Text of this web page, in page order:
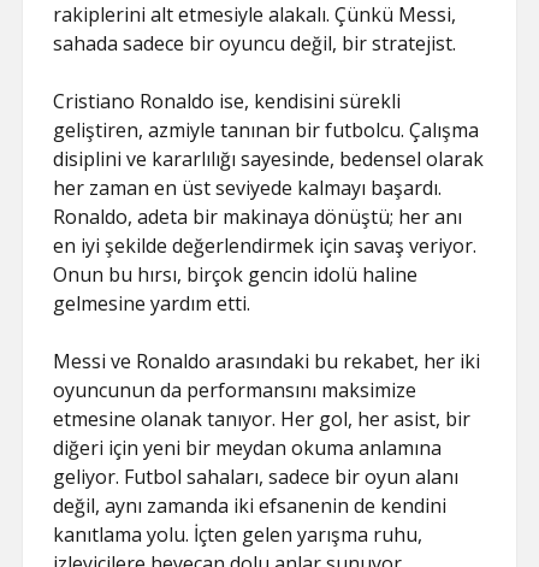
rakiplerini alt etmesiyle alakalı. Çünkü Messi,
sahada sadece bir oyuncu değil, bir stratejist.
Cristiano Ronaldo ise, kendisini sürekli
geliştiren, azmiyle tanınan bir futbolcu. Çalışma
disiplini ve kararlılığı sayesinde, bedensel olarak
her zaman en üst seviyede kalmayı başardı.
Ronaldo, adeta bir makinaya dönüştü; her anı
en iyi şekilde değerlendirmek için savaş veriyor.
Onun bu hırsı, birçok gencin idolü haline
gelmesine yardım etti.
Messi ve Ronaldo arasındaki bu rekabet, her iki
oyuncunun da performansını maksimize
etmesine olanak tanıyor. Her gol, her asist, bir
diğeri için yeni bir meydan okuma anlamına
geliyor. Futbol sahaları, sadece bir oyun alanı
değil, aynı zamanda iki efsanenin de kendini
kanıtlama yolu. İçten gelen yarışma ruhu,